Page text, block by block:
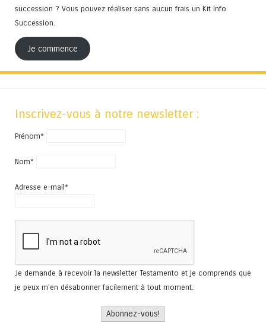
succession ? Vous pouvez réaliser sans aucun frais un Kit Info
Succession.
Je commence
Inscrivez-vous à notre newsletter :
Prénom*
Nom*
Adresse e-mail*
Je demande à recevoir la newsletter Testamento et je comprends que
je peux m'en désabonner facilement à tout moment.